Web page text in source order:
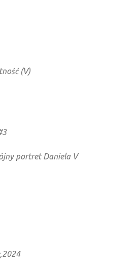
(V)
portret Daniela V